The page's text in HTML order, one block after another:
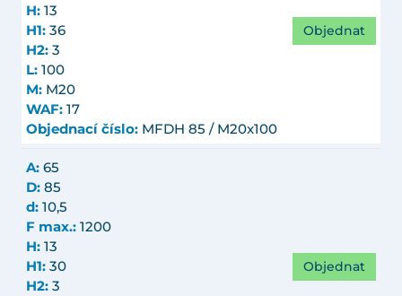
H: 13
H1: 36
H2: 3
L: 100
M: M20
WAF: 17
Objednací číslo: MFDH 85 / M20x100
Objednat
A: 65
D: 85
d: 10,5
F max.: 1200
H: 13
H1: 30
H2: 3
Objednat